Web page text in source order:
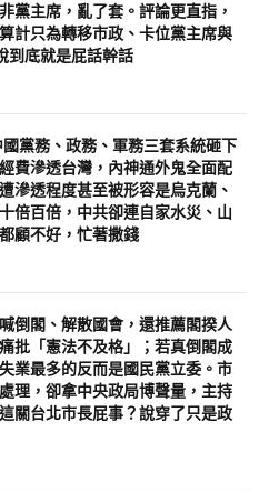
黨主席，亂了套。評論更直指，
計只為轉移市政、卡位黨主席與
到底就是屁話幹話
黨務、政務、軍務三套系統砸下
費滲透台灣，內神通外鬼全面配
滲透程度甚至被形容是烏克蘭、
倍百倍，中共卻連自家水災、山
顧不好，忙著撒錢
倒閣、解散國會，還推薦閣揆人
批「憲法不及格」；若真倒閣成
業最多的反而是國民黨立委。市
理，卻拿中央政局博聲量，主持
關台北市長屁事？說穿了只是政